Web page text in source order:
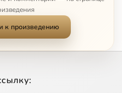
к произведению